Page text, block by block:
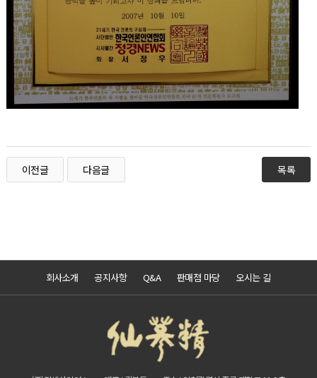
이전글 다음글 목록
회사소개 공지사항 Q&A 판매점 마당 오시는 길